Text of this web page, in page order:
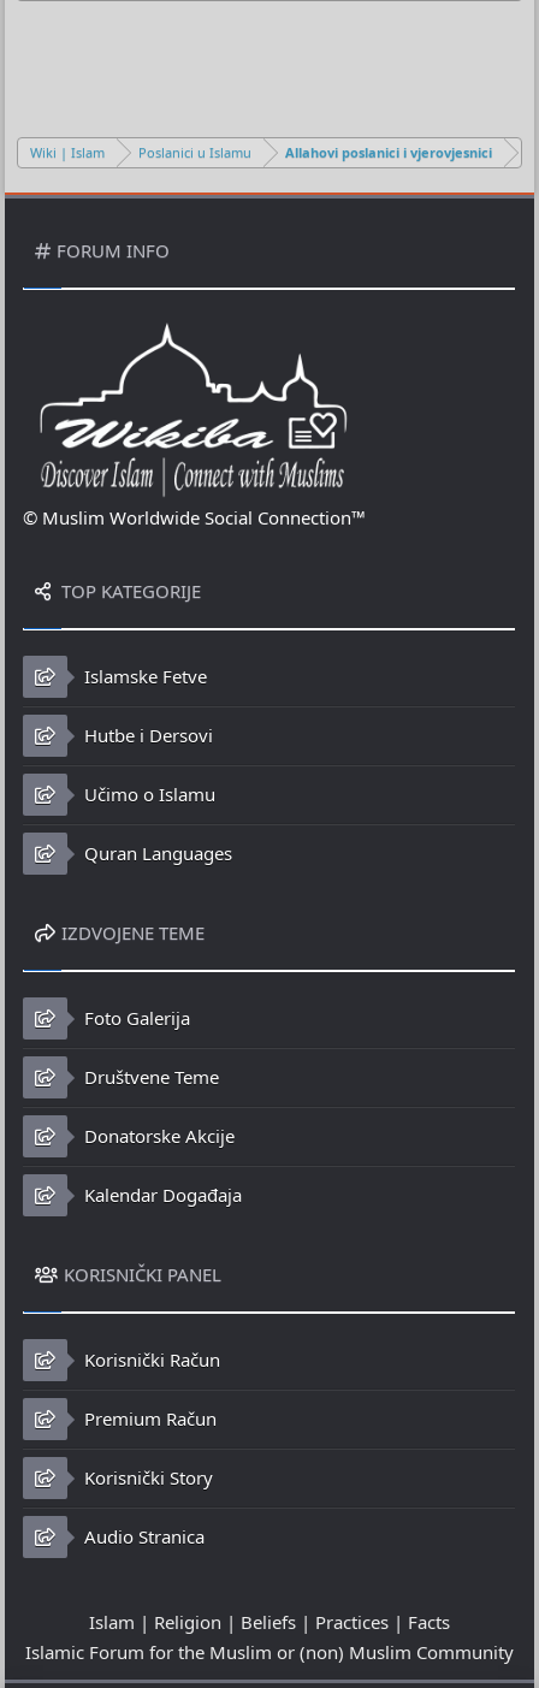
Wiki | Islam Poslanici u Islamu Allahovi poslanici i vjerovjesnici
FORUM INFO
© Muslim Worldwide Social Connection™
TOP KATEGORIJE
Islamske Fetve
Hutbe i Dersovi
Učimo o Islamu
Quran Languages
IZDVOJENE TEME
Foto Galerija
Društvene Teme
Donatorske Akcije
Kalendar Događaja
KORISNIČKI PANEL
Korisnički Račun
Premium Račun
Korisnički Story
Audio Stranica
Islam | Religion | Beliefs | Practices | Facts
Islamic Forum for the Muslim or (non) Muslim Community